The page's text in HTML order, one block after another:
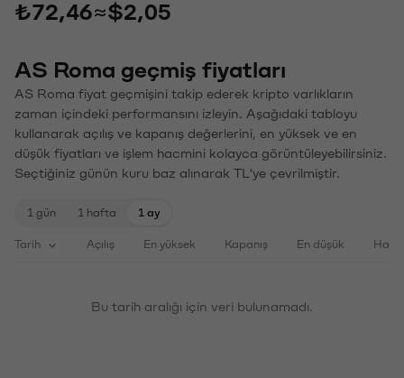
₺72,46≈$2,05
AS Roma geçmiş fiyatları
AS Roma fiyat geçmişini takip ederek kripto varlıkların
zaman içindeki performansını izleyin. Aşağıdaki tabloyu
kullanarak açılış ve kapanış değerlerini, en yüksek ve en
düşük fiyatları ve işlem hacmini kolayca görüntüleyebilirsiniz.
Seçtiğiniz günün kuru baz alınarak TL'ye çevrilmiştir.
1 gün 1 hafta 1 ay
Tarih Açılış En yüksek Kapanış En düşük
Bu tarih aralığı için veri bulunamadı.